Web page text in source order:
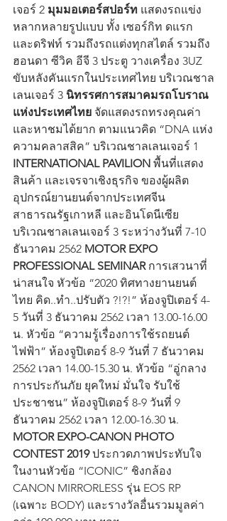
เจอร์ 2 มุมมอเตอร์สปอร์ท แสดงรถแข่ง
หลากหลายรูปแบบ ทั้ง เซอร์กิท ดแรก
และดริฟท์ รวมถึงรถแต่งทุกสไตล์ รวมถึง
ฮอนดา ซีวิค อีจี 3 ประตู วางเครื่อง 3UZ
ขับหลังคันแรกในประเทศไทย บริเวณชาล
เลนเจอร์ 3 นิทรรศการสมาคมรถโบราณ
แห่งประเทศไทย จัดแสดงรถทรงคุณค่า
และหาชมได้ยาก ตามแนวคิด “DNA แห่ง
ความคลาสสิค” บริเวณชาลเลนเจอร์ 1
INTERNATIONAL PAVILION พื้นที่แสดง
สินค้า และเจรจาเชิงธุรกิจ​ ของผู้ผลิต​
อุปกรณ์​ยานยนต์​จากประเทศ​จีน​
สาธารณรัฐเกาหลี​ และอินโดนีเซีย ​
บริเวณชาลเลนเจอร์ ​3​ ​ระหว่างวันที่ 7-10
ธันวาคม 2562 MOTOR EXPO
PROFESSIONAL SEMINAR การเสวนาที่
น่าสนใจ หัวข้อ “2020 ทิศทางยานยนต์
ไทย คิด..ทำ..ปรับตัว ?!?!” ห้องจูปิเตอร์ 4-
5 วันที่ 3 ธันวาคม 2562 เวลา 13.00-16.00
น. หัวข้อ “ความรู้เรื่องการใช้รถยนต์
ไฟฟ้า” ห้องจูปิเตอร์ 8-9 วันที่ 7 ธันวาคม
2562 เวลา 14.00-15.30 น. หัวข้อ “อู่กลาง
การประกันภัย ยุคใหม่ มั่นใจ รับใช้
ประชาชน” ห้องจูปิเตอร์ 8-9 วันที่ 9
ธันวาคม 2562 เวลา 12.00-16.30 น.
MOTOR EXPO-CANON PHOTO
CONTEST 2019 ประกวดภาพประทับใจ
ในงานหัวข้อ “ICONIC” ชิงกล้อง
CANON MIRRORLESS รุ่น EOS RP
(เฉพาะ BODY) และรางวัลอื่นรวมมูลค่า